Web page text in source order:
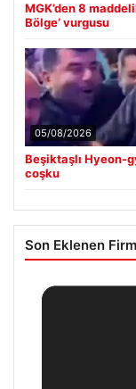
MGK’den 8
Bölge’ vurgusu
05/08/2026
Beşiktaşlı Hyeon-
coşku
Son Eklenen